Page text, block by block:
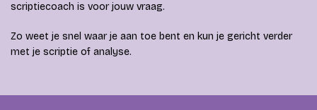
scriptiecoach is voor jouw vraag.
Zo weet je snel waar je aan toe bent en kun je gericht verder
met je scriptie of analyse.